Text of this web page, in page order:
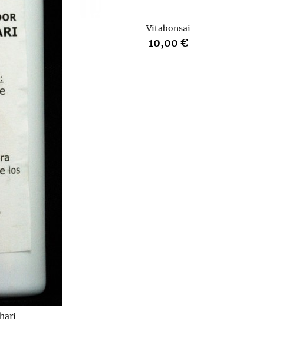
Vitabonsai
10,00 €